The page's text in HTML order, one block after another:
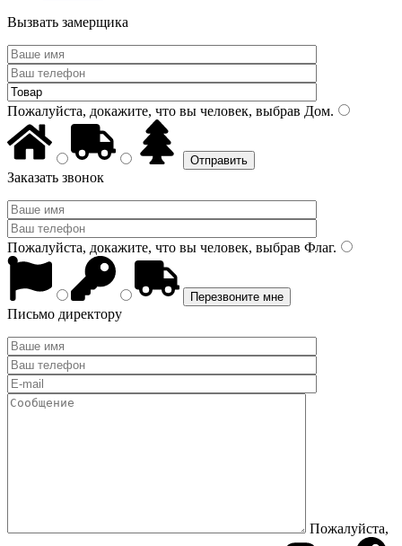
Вызвать замерщика
Пожалуйста, докажите, что вы человек, выбрав Дом.
Заказать звонок
Пожалуйста, докажите, что вы человек, выбрав Флаг.
Письмо директору
Пожалуйста,